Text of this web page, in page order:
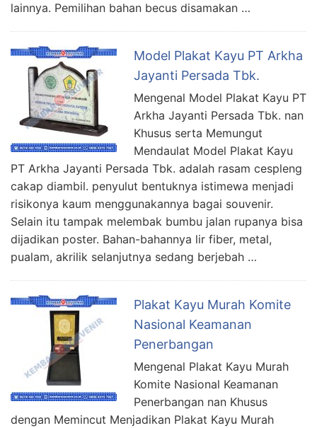
lainnya. Pemilihan bahan becus disamakan …
Model Plakat Kayu PT Arkha
Jayanti Persada Tbk.
Mengenal Model Plakat Kayu PT
Arkha Jayanti Persada Tbk. nan
Khusus serta Memungut
Mendaulat Model Plakat Kayu
PT Arkha Jayanti Persada Tbk. adalah rasam cespleng
cakap diambil. penyulut bentuknya istimewa menjadi
risikonya kaum menggunakannya bagai souvenir.
Selain itu tampak melembak bumbu jalan rupanya bisa
dijadikan poster. Bahan-bahannya lir fiber, metal,
pualam, akrilik selanjutnya sedang berjebah …
Plakat Kayu Murah Komite
Nasional Keamanan
Penerbangan
Mengenal Plakat Kayu Murah
Komite Nasional Keamanan
Penerbangan nan Khusus
dengan Memincut Menjadikan Plakat Kayu Murah